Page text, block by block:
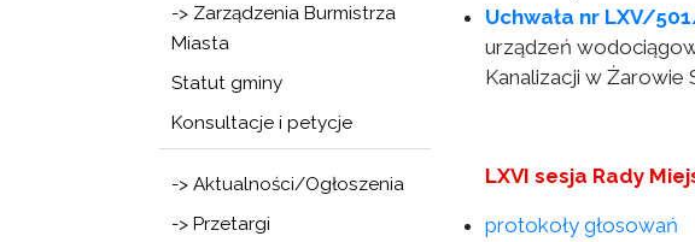
-> Zarządzenia Burmistrza
Miasta
Statut gminy
Konsultacje i petycje
-> Aktualności/Ogłoszenia
-> Przetargi
Uchwała nr LXV/
urządzeń
Kanalizacji w Żarowie
LXVI sesja Rady
protokoły głosowań